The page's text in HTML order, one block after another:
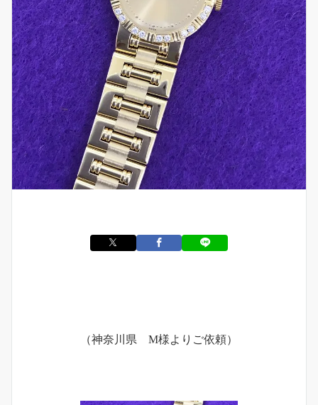
（神奈川県 M様よりご依頼）